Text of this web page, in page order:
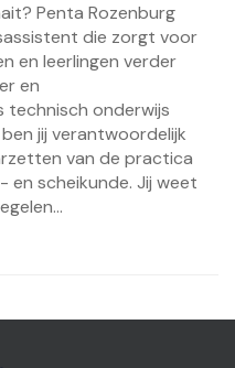
Penta Rozenburg
die zorgt voor
en leerlingen verder
en
technisch onderwijs
jij verantwoordelijk
van de practica
en scheikunde. Jij weet